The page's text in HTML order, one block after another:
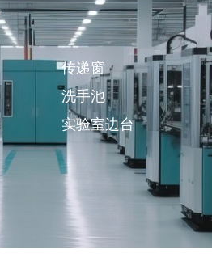
传递窗
洗手池
实验室边台